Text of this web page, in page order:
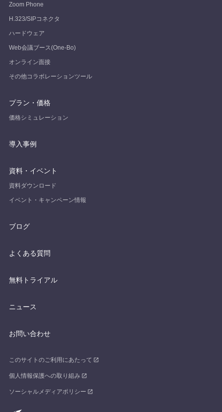
Zoom Phone
H.323/SIPコネクタ
ハードウェア
Web会議ブース(One-Bo)
オンライン面接
その他コラボレーションツール
プラン・価格
価格シミュレーション
導入事例
資料・イベント
資料ダウンロード
イベント・キャンペーン情報
ブログ
よくある質問
無料トライアル
ニュース
お問い合わせ
このサイトのご利用にあたって
個人情報保護への取り組み
ソーシャルメディアポリシー